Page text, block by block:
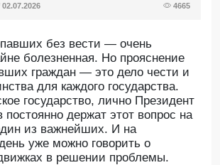
02.07.2026 4665
без вести — очень
болезненная. Но прояснение
граждан — это дело чести и
для каждого государства.
государство, лично Президент
держат этот вопрос на
из важнейших. И на
уже можно говорить о
в решении проблемы.